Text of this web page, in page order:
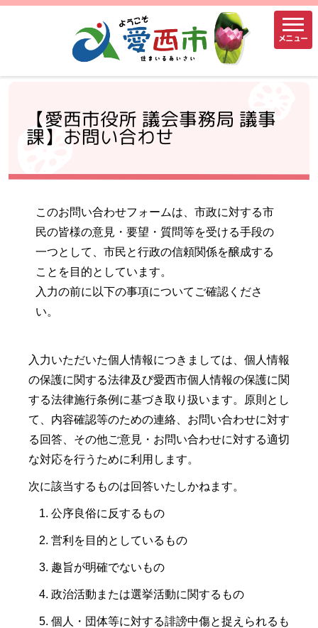
メニュー
【愛西市役所 議会事務局 議事
課】お問い合わせ
このお問い合わせフォームは、市政に対する市
民の皆様の意見・要望・質問等を受ける手段の
一つとして、市民と行政の信頼関係を醸成する
ことを目的としています。
入力の前に以下の事項についてご確認くださ
い。
入力いただいた個人情報につきましては、個人情報
の保護に関する法律及び愛西市個人情報の保護に関
する法律施行条例に基づき取り扱います。原則とし
て、内容確認等のための連絡、お問い合わせに対す
る回答、その他ご意見・お問い合わせに対する適切
な対応を行うために利用します。
次に該当するものは回答いたしかねます。
公序良俗に反するもの
営利を目的としているもの
趣旨が明確でないもの
政治活動または選挙活動に関するもの
個人・団体等に対する誹謗中傷と捉えられるも